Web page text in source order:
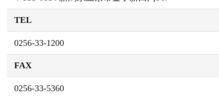
TEL
0256-33-1200
FAX
0256-33-5360